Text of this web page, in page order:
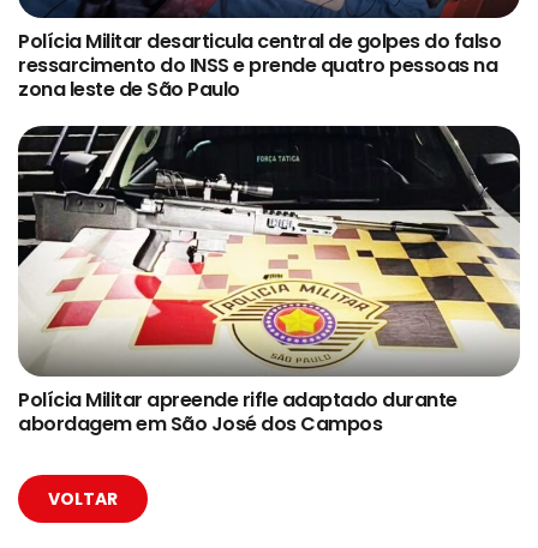
Polícia Militar desarticula central de golpes do falso
ressarcimento do INSS e prende quatro pessoas na
zona leste de São Paulo
Polícia Militar apreende rifle adaptado durante
abordagem em São José dos Campos
VOLTAR